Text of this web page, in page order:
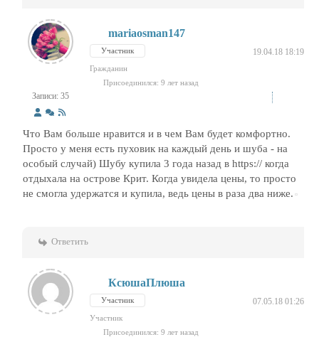
Записи: 35
mariaosman147
Участник 19.04.18 18:19
Гражданин
Присоединился: 9 лет назад
Что Вам больше нравится и в чем Вам будет комфортно.
Просто у меня есть пуховик на каждый день и шуба - на
особый случай) Шубу купила 3 года назад в https:// когда
отдыхала на острове Крит. Когда увидела цены, то просто
не смогла удержатся и купила, ведь цены в раза два ниже.
Ответить
КсюшаПлюша
Участник 07.05.18 01:26
Участник
Присоединился: 9 лет назад